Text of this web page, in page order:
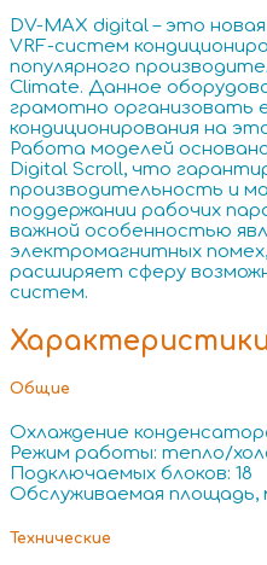
DV-MAX digital – это
VRF-систем
популярного
Climate. Данное
грамотно организовать
кондиционирования на
Работа моделей
Digital Scroll, что
производительность и
поддержании рабочих
важной особенностью
электромагнитных
расширяет сферу
систем.
Общие
Охлаждение
Режим работы: тепло/
Подключаемых блоков: 18
Обслуживаемая площадь,
Технические